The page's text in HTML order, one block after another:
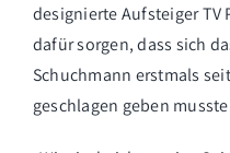
designierte Aufsteiger TV
dafür sorgen, dass sich
Schuchmann erstmals
geschlagen geben